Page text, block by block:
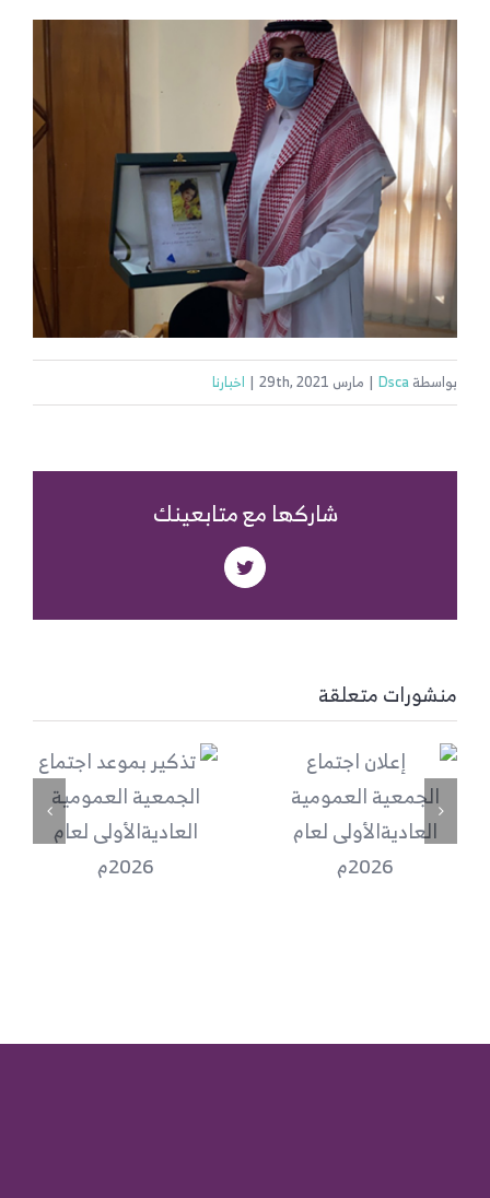
بواسطةDsca
| مارس 29th, 2021 | اخبارنا
شاركها مع متابعينك
Twitter
منشورات متعلقة